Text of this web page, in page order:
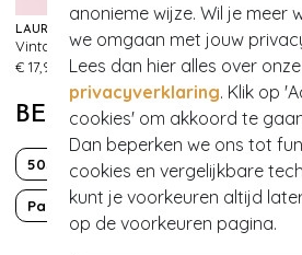
anonieme wijze. Wil je meer
we omgaan met jouw
Lees dan hier alles over onze
privacyverklaring. Klik op
cookies' om akkoord te
Dan beperken we ons tot
cookies en vergelijkbare
kunt je voorkeuren altijd
op de voorkeuren pagina.
LAUREN RENNELLS
Vintage haarstyling: Miracle Curl Brush in roze
€ 17,95
202
€ 11,95
BEKIJK MEER VAN
50s Classy chic
Party